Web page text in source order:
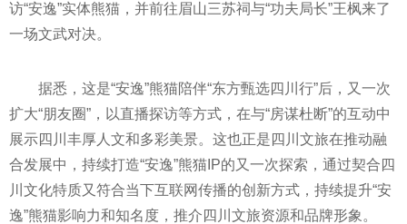
访“安逸”实体熊猫，并前往眉山三苏祠与“功夫局长”王枫来了
一场文武对决。
据悉，这是“安逸”熊猫陪伴“东方甄选四川行”后，又一次
扩大“朋友圈”，以直播探访等方式，在与“房谋杜断”的互动中
展示四川丰厚人文和多彩美景。这也正是四川文旅在推动融
合发展中，持续打造“安逸”熊猫IP的又一次探索，通过契合四
川文化特质又符合当下互联网传播的创新方式，持续提升“安
逸”熊猫影响力和知名度，推介四川文旅资源和品牌形象。